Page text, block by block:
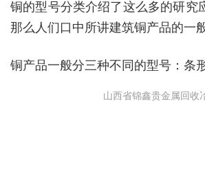
铜的型号分类介绍了这么多的研究
那么人们口中所讲建筑铜产品的一
铜产品一般分三种不同的型号：条
山西省锦鑫贵金属回收